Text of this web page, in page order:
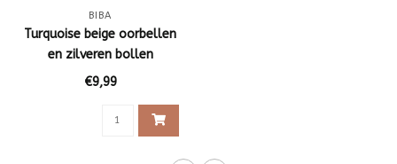
BIBA
Turquoise beige oorbellen
en zilveren bollen
€9,99